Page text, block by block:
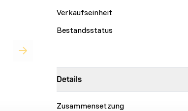
Verkaufseinheit
Bestandsstatus
Details
Zusammensetzung